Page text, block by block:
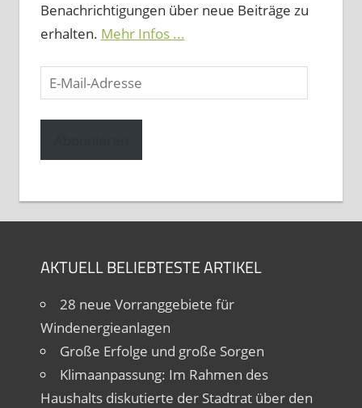
Benachrichtigungen über neue Beiträge zu
erhalten. Mehr Infos ...
E-
Mail-
Adresse
AKTUELL BELIEBTESTE ARTIKEL
28 neue Vorranggebiete für
Windenergieanlagen
Große Erfolge und große Sorgen
Klimaanpassung: Im Rahmen des
Haushalts diskutierte der Stadtrat über den